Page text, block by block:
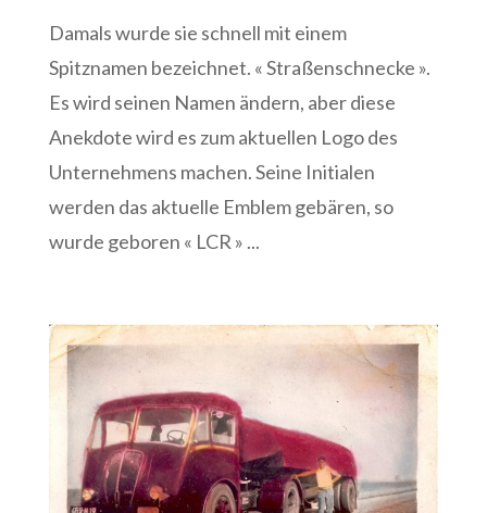
Damals wurde sie schnell mit einem
Spitznamen bezeichnet. « Straßenschnecke ».
Es wird seinen Namen ändern, aber diese
Anekdote wird es zum aktuellen Logo des
Unternehmens machen. Seine Initialen
werden das aktuelle Emblem gebären, so
wurde geboren « LCR » ...